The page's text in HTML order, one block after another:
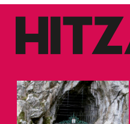
erabiltzeko baimen